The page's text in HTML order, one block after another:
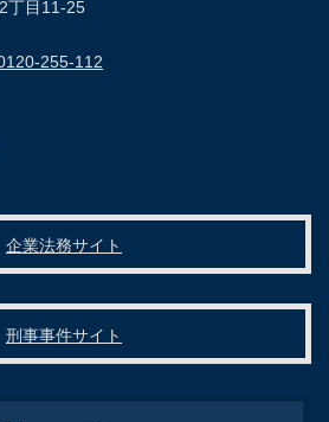
丁目11-25
255-112
企業法務サイト
刑事事件サイト